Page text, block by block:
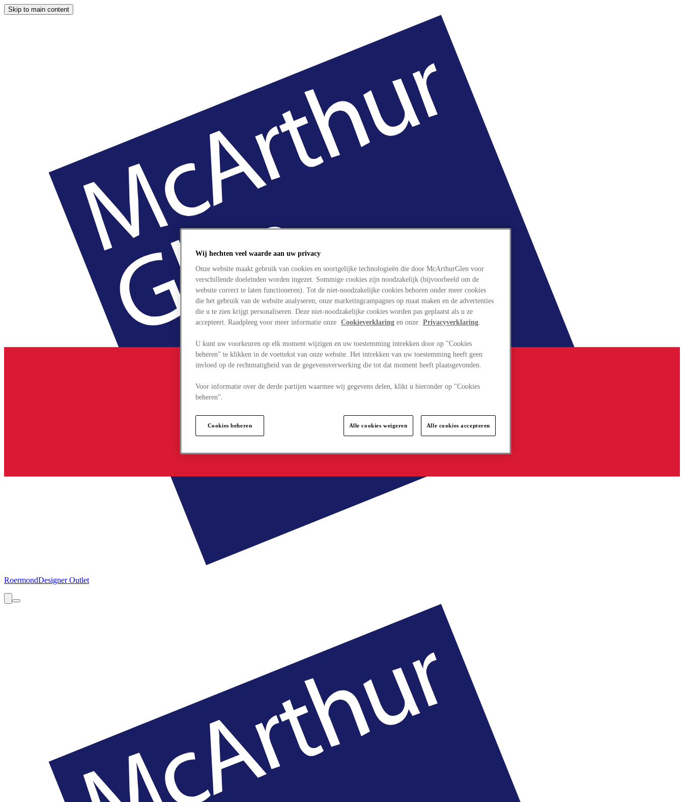
Skip to main content
RoermondDesigner Outlet
Wij hechten veel waarde aan uw privacy
Onze website maakt gebruik van cookies en soortgelijke technologieën die door McArthurGlen voor
verschillende doeleinden worden ingezet. Sommige cookies zijn noodzakelijk (bijvoorbeeld om de
website correct te laten functioneren). Tot de niet-noodzakelijke cookies behoren onder meer cookies
die het gebruik van de website analyseren, onze marketingcampagnes op maat maken en de advertenties
die u te zien krijgt personaliseren. Deze niet-noodzakelijke cookies worden pas geplaatst als u ze
accepteert. Raadpleeg voor meer informatie onze Cookieverklaring en onze Privacyverklaring.
U kunt uw voorkeuren op elk moment wijzigen en uw toestemming intrekken door op "Cookies
beheren" te klikken in de voettekst van onze website. Het intrekken van uw toestemming heeft geen
invloed op de rechtmatigheid van de gegevensverwerking die tot dat moment heeft plaatsgevonden.
Voor informatie over de derde partijen waarmee wij gegevens delen, klikt u hieronder op "Cookies
beheren".
Cookies beheren Alle cookies weigeren Alle cookies accepteren